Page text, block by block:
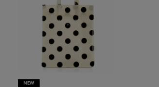
NEW